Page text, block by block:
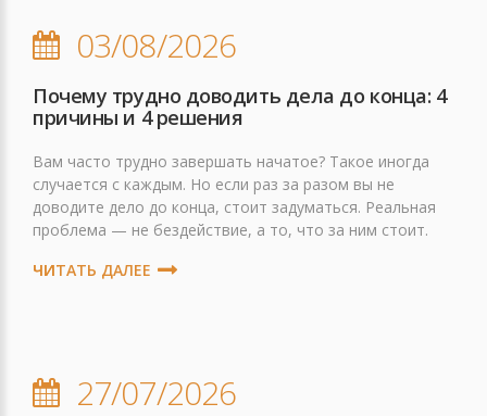
03/08/2026
Почему трудно доводить дела до конца: 4
причины и 4 решения
Вам часто трудно завершать начатое? Такое иногда
случается с каждым. Но если раз за разом вы не
доводите дело до конца, стоит задуматься. Реальная
проблема — не бездействие, а то, что за ним стоит.
ЧИТАТЬ ДАЛЕЕ
27/07/2026